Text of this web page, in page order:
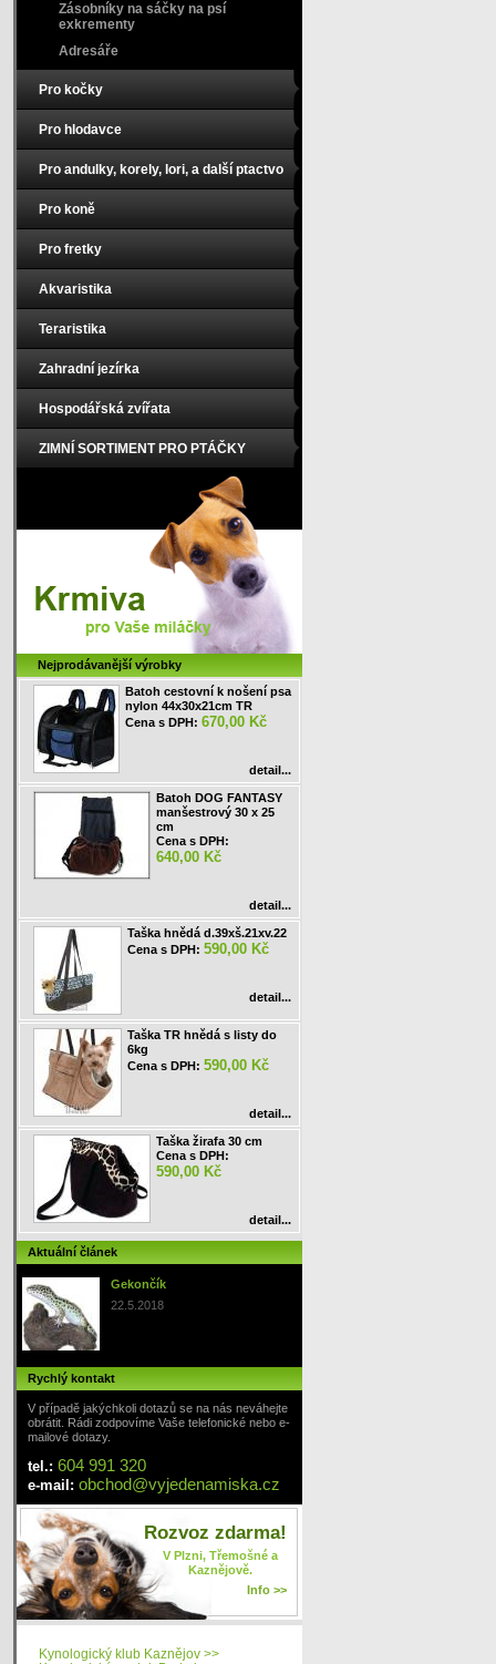
Zásobníky na sáčky na psí
exkrementy
Adresáře
Pro kočky
Pro hlodavce
Pro andulky, korely, lori, a další ptactvo
Pro koně
Pro fretky
Akvaristika
Teraristika
Zahradní jezírka
Hospodářská zvířata
ZIMNÍ SORTIMENT PRO PTÁČKY
Nejprodávanější výrobky
Batoh cestovní k nošení psa
nylon 44x30x21cm TR
Cena s DPH: 670,00 Kč
detail...
Batoh DOG FANTASY
manšestrový 30 x 25
cm
Cena s DPH:
640,00 Kč
detail...
Taška hnědá d.39xš.21xv.22
Cena s DPH: 590,00 Kč
detail...
Taška TR hnědá s listy do
6kg
Cena s DPH: 590,00 Kč
detail...
Taška žirafa 30 cm
Cena s DPH:
590,00 Kč
detail...
Aktuální článek
Gekončík
22.5.2018
Rychlý kontakt
V případě jakýchkoli dotazů se na nás neváhejte
obrátit. Rádi zodpovíme Vaše telefonické nebo e-
mailové dotazy.
tel.: 604 991 320
e-mail: obchod@vyjedenamiska.cz
Rozvoz zdarma!
V Plzni, Třemošné a
Kaznějově.
Info >>
Kynologický klub Kaznějov >>